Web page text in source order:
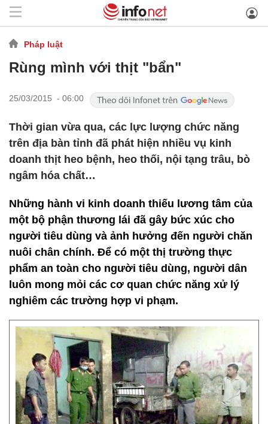
Pháp luật
Rùng mình với thịt "bẩn"
25/03/2015 - 06:00
Thời gian vừa qua, các lực lượng chức năng
trên địa bàn tỉnh đã phát hiện nhiều vụ kinh
doanh thịt heo bệnh, heo thối, nội tạng trâu, bò
ngâm hóa chất…
Những hành vi kinh doanh thiếu lương tâm của
một bộ phận thương lái đã gây bức xúc cho
người tiêu dùng và ảnh hưởng đến người chăn
nuôi chân chính. Để có một thị trường thực
phẩm an toàn cho người tiêu dùng, người dân
luôn mong mỏi các cơ quan chức năng xử lý
nghiêm các trường hợp vi phạm.